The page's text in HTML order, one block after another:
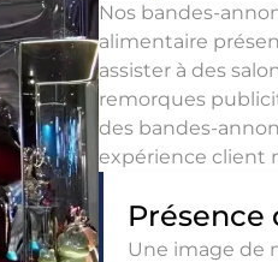
Nos bandes-
alimentaire
assister à des
remorques
des bandes-
expérience client
Une image de